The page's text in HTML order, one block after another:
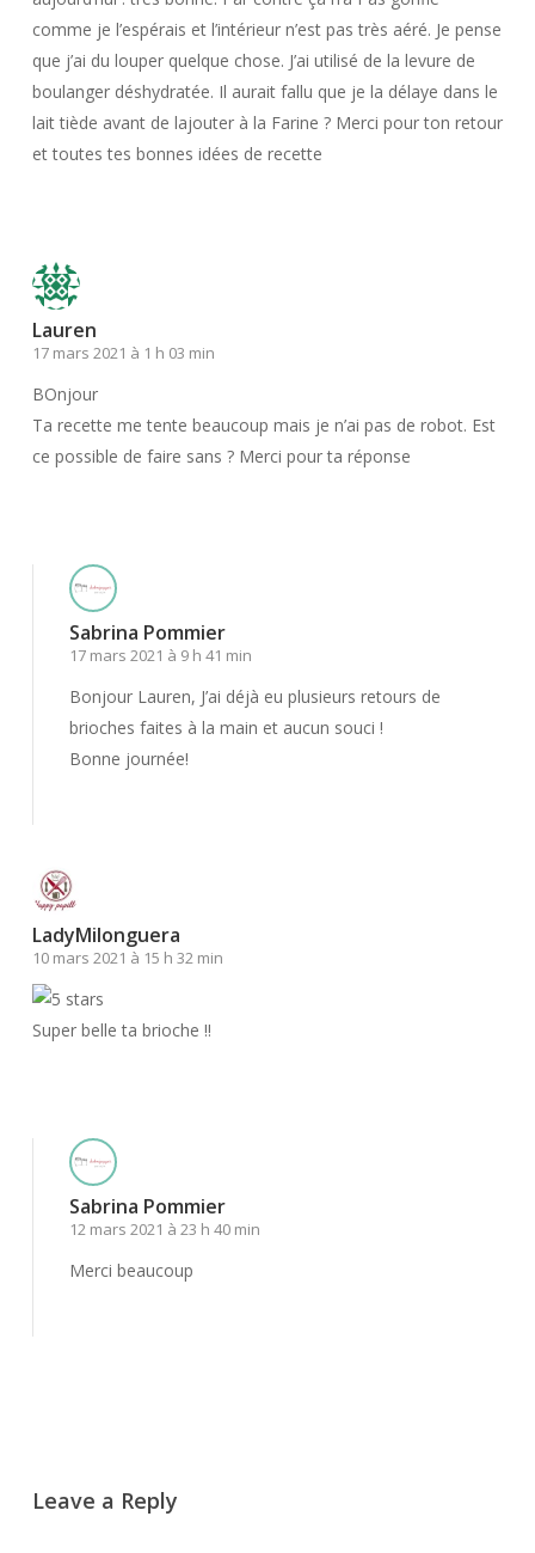
comme je l’espérais et l’intérieur n’est pas très aéré. Je pense
que j’ai du louper quelque chose. J’ai utilisé de la levure de
boulanger déshydratée. Il aurait fallu que je la délaye dans le
lait tiède avant de lajouter à la Farine ? Merci pour ton retour
et toutes tes bonnes idées de recette
Lauren
17 mars 2021 à 1 h 03 min
BOnjour
Ta recette me tente beaucoup mais je n’ai pas de robot. Est
ce possible de faire sans ? Merci pour ta réponse
Sabrina Pommier
17 mars 2021 à 9 h 41 min
Bonjour Lauren, J’ai déjà eu plusieurs retours de
brioches faites à la main et aucun souci !
Bonne journée!
LadyMilonguera
10 mars 2021 à 15 h 32 min
Super belle ta brioche !!
Sabrina Pommier
12 mars 2021 à 23 h 40 min
Merci beaucoup
Leave a Reply